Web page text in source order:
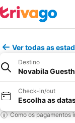
Ver todas as
Destino
Novabila
Check-in/out
Escolha as
Como os pagamentos